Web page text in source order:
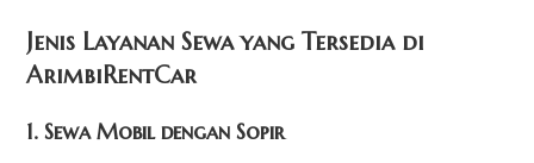
Jenis Layanan Sewa yang Tersedia di
ArimbiRentCar
1.Sewa Mobil dengan Sopir